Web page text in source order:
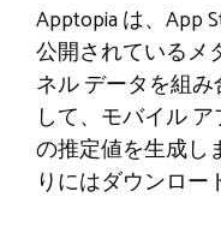
Apptopia は、App
公開されているメ
ネル データを組
して、モバイル
の推定値を生成し
りにはダウンロー